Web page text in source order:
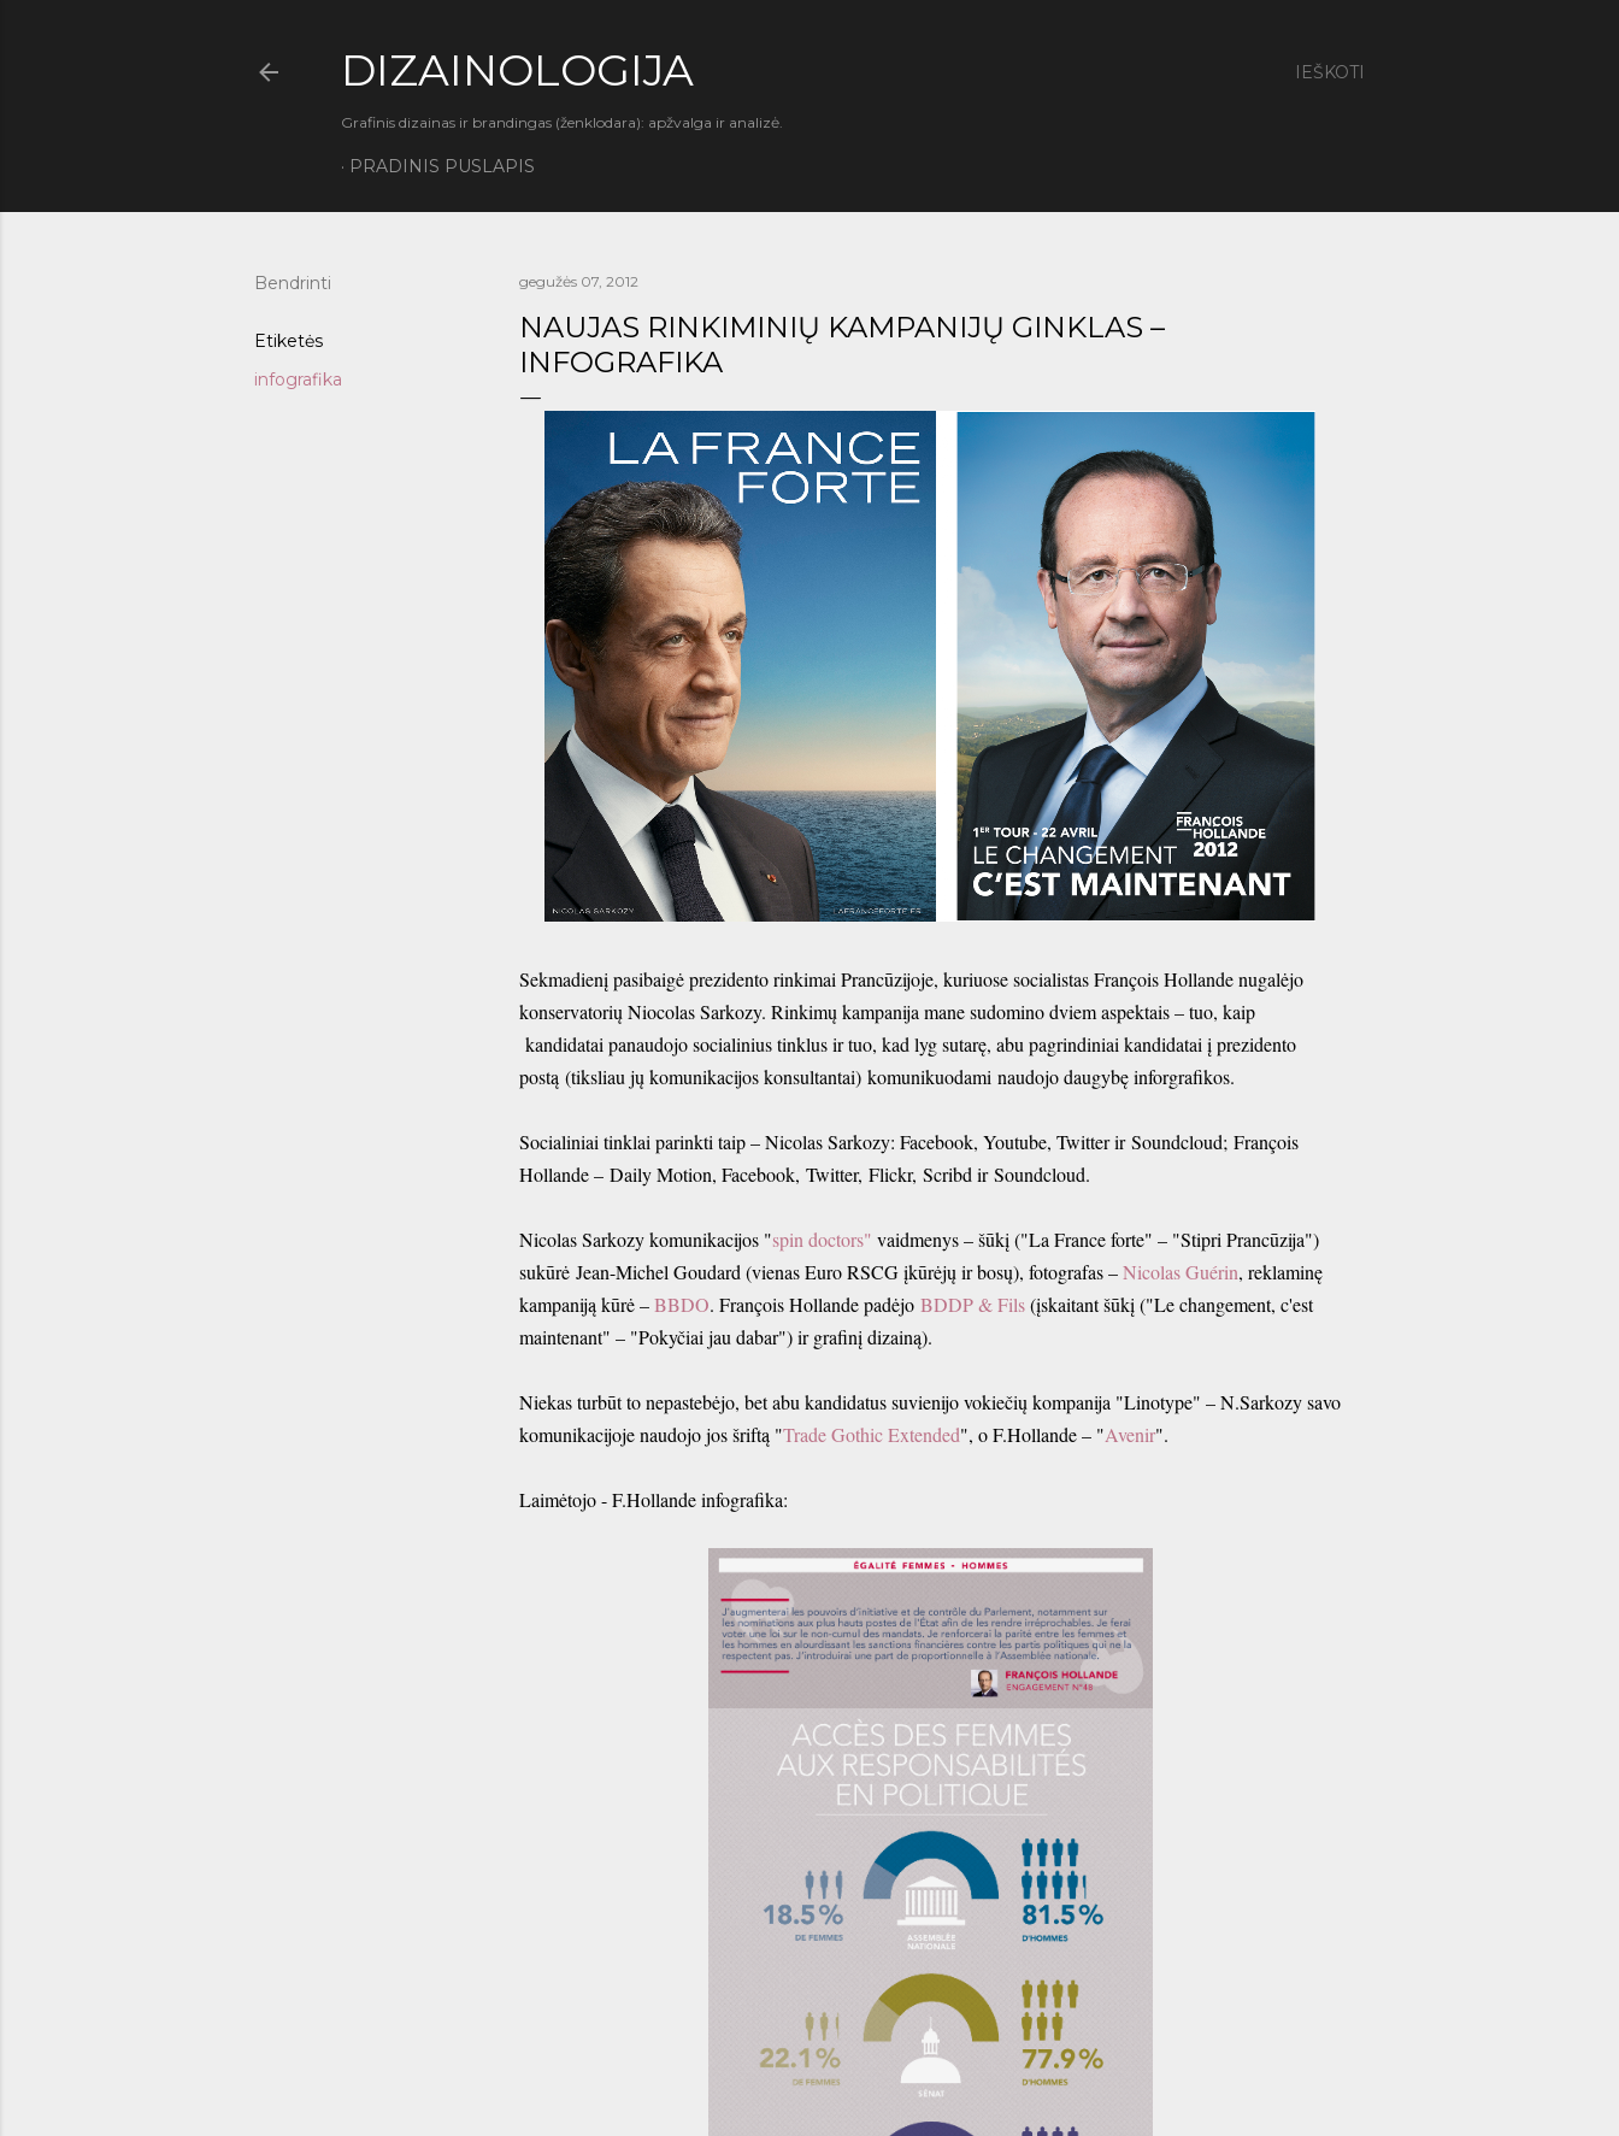
IEŠKOTI
DIZAINOLOGIJA
Grafinis dizainas ir brandingas (ženklodara): apžvalga ir analizė.
PRADINIS PUSLAPIS
Bendrinti
Etiketės
infografika
gegužės 07, 2012
NAUJAS RINKIMINIŲ KAMPANIJŲ GINKLAS –
INFOGRAFIKA
Sekmadienį pasibaigė prezidento rinkimai Prancūzijoje, kuriuose socialistas François Hollande nugalėjo
konservatorių Niocolas Sarkozy. Rinkimų kampanija mane sudomino dviem aspektais – tuo, kaip
kandidatai panaudojo socialinius tinklus ir tuo, kad lyg sutarę, abu pagrindiniai kandidatai į prezidento
postą (tiksliau jų komunikacijos konsultantai) komunikuodami naudojo daugybę inforgrafikos.
Socialiniai tinklai parinkti taip – Nicolas Sarkozy: Facebook, Youtube, Twitter ir Soundcloud; François
Hollande – Daily Motion, Facebook, Twitter, Flickr, Scribd ir Soundcloud.
Nicolas Sarkozy komunikacijos "spin doctors" vaidmenys – šūkį ("La France forte" – "Stipri Prancūzija")
sukūrė Jean-Michel Goudard (vienas Euro RSCG įkūrėjų ir bosų), fotografas –Nicolas Guérin, reklaminę
kampaniją kūrė –BBDO. François Hollande padėjo BDDP & Fils(įskaitant šūkį ("Le changement, c'est
maintenant" – "Pokyčiai jau dabar") ir grafinį dizainą).
Niekas turbūt to nepastebėjo, bet abu kandidatus suvienijo vokiečių kompanija "Linotype" – N.Sarkozy savo
komunikacijoje naudojo jos šriftą "Trade Gothic Extended", o F.Hollande – "Avenir".
Laimėtojo - F.Hollande infografika: